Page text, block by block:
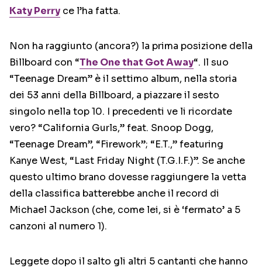
Katy Perry ce l’ha fatta.
Non ha raggiunto (ancora?) la prima posizione della
Billboard con “The One that Got Away“. Il suo
“Teenage Dream” è il settimo album, nella storia
dei 53 anni della Billboard, a piazzare il sesto
singolo nella top 10. I precedenti ve li ricordate
vero? “California Gurls,” feat. Snoop Dogg,
“Teenage Dream”, “Firework”; “E.T.,” featuring
Kanye West, “Last Friday Night (T.G.I.F.)”. Se anche
questo ultimo brano dovesse raggiungere la vetta
della classifica batterebbe anche il record di
Michael Jackson (che, come lei, si è ‘fermato’ a 5
canzoni al numero 1).
Leggete dopo il salto gli altri 5 cantanti che hanno